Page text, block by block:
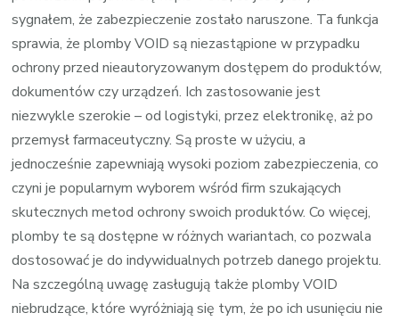
sygnałem, że zabezpieczenie zostało naruszone. Ta funkcja
sprawia, że plomby VOID są niezastąpione w przypadku
ochrony przed nieautoryzowanym dostępem do produktów,
dokumentów czy urządzeń. Ich zastosowanie jest
niezwykle szerokie – od logistyki, przez elektronikę, aż po
przemysł farmaceutyczny. Są proste w użyciu, a
jednocześnie zapewniają wysoki poziom zabezpieczenia, co
czyni je popularnym wyborem wśród firm szukających
skutecznych metod ochrony swoich produktów. Co więcej,
plomby te są dostępne w różnych wariantach, co pozwala
dostosować je do indywidualnych potrzeb danego projektu.
Na szczególną uwagę zasługują także plomby VOID
niebrudzące, które wyróżniają się tym, że po ich usunięciu nie